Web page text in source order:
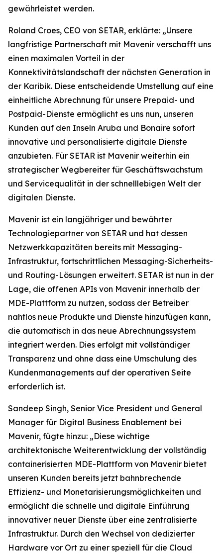
gewährleistet werden.
Roland Croes, CEO von SETAR, erklärte: „Unsere
langfristige Partnerschaft mit Mavenir verschafft uns
einen maximalen Vorteil in der
Konnektivitätslandschaft der nächsten Generation in
der Karibik. Diese entscheidende Umstellung auf eine
einheitliche Abrechnung für unsere Prepaid- und
Postpaid-Dienste ermöglicht es uns nun, unseren
Kunden auf den Inseln Aruba und Bonaire sofort
innovative und personalisierte digitale Dienste
anzubieten. Für SETAR ist Mavenir weiterhin ein
strategischer Wegbereiter für Geschäftswachstum
und Servicequalität in der schnelllebigen Welt der
digitalen Dienste.
Mavenir ist ein langjähriger und bewährter
Technologiepartner von SETAR und hat dessen
Netzwerkkapazitäten bereits mit Messaging-
Infrastruktur, fortschrittlichen Messaging-Sicherheits-
und Routing-Lösungen erweitert. SETAR ist nun in der
Lage, die offenen APIs von Mavenir innerhalb der
MDE-Plattform zu nutzen, sodass der Betreiber
nahtlos neue Produkte und Dienste hinzufügen kann,
die automatisch in das neue Abrechnungssystem
integriert werden. Dies erfolgt mit vollständiger
Transparenz und ohne dass eine Umschulung des
Kundenmanagements auf der operativen Seite
erforderlich ist.
Sandeep Singh, Senior Vice President und General
Manager für Digital Business Enablement bei
Mavenir, fügte hinzu: „Diese wichtige
architektonische Weiterentwicklung der vollständig
containerisierten MDE-Plattform von Mavenir bietet
unseren Kunden bereits jetzt bahnbrechende
Effizienz- und Monetarisierungsmöglichkeiten und
ermöglicht die schnelle und digitale Einführung
innovativer neuer Dienste über eine zentralisierte
Infrastruktur. Durch den Wechsel von dedizierter
Hardware vor Ort zu einer speziell für die Cloud